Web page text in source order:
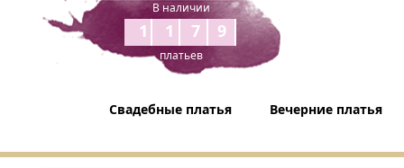
В наличии
1179
платьев
Свадебные платья Вечерние платья